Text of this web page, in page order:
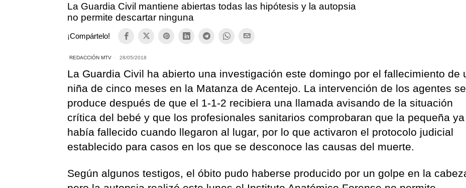
La Guardia Civil mantiene abiertas todas las hipótesis y la autopsia
no permite descartar ninguna
¡Compártelo!
REDACCIÓN MTV 28/05/2018
La Guardia Civil ha abierto una investigación este domingo por el fallecimiento de
niña de cinco meses en la Matanza de Acentejo. La intervención de los agentes se
produce después de que el 1-1-2 recibiera una llamada avisando de la situación
crítica del bebé y que los profesionales sanitarios comprobaran que la pequeña ya
había fallecido cuando llegaron al lugar, por lo que activaron el protocolo judicial
establecido para casos en los que se desconoce las causas del muerte.
Según algunos testigos, el óbito pudo haberse producido por un golpe en la